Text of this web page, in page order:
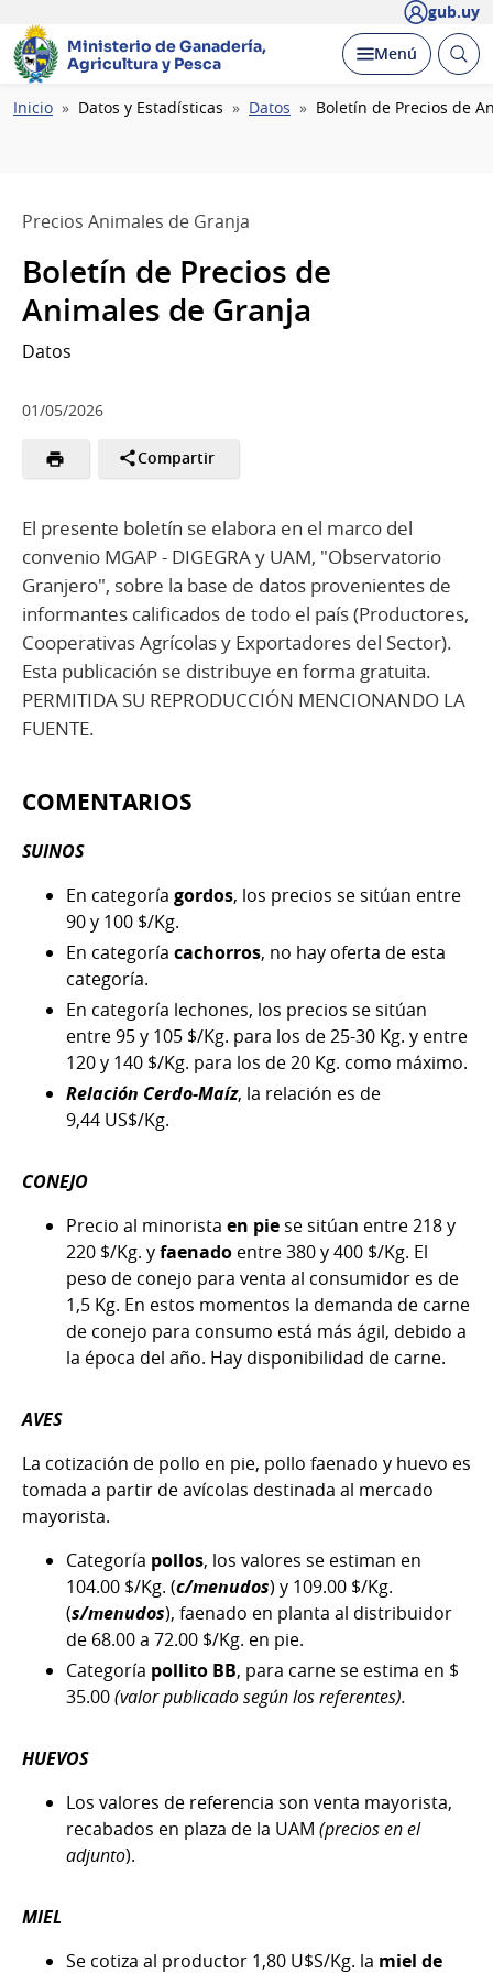
gub.uy
Ministerio de Ganadería,
Agricultura y Pesca
Desplegar
Menú Abrir
Ruta
Inicio Datos y Estadísticas Datos Boletín de Precios de
Precios Animales de Granja
Boletín de Precios de
Animales de Granja
Datos
01/05/2026
Compartir
El presente boletín se elabora en el marco del
convenio MGAP - DIGEGRA y UAM, "Observatorio
Granjero", sobre la base de datos provenientes de
informantes calificados de todo el país (Productores,
Cooperativas Agrícolas y Exportadores del Sector).
Esta publicación se distribuye en forma gratuita.
PERMITIDA SU REPRODUCCIÓN MENCIONANDO LA
FUENTE.
COMENTARIOS
SUINOS
En categoría gordos, los precios se sitúan entre
90 y 100 $/Kg.
En categoría cachorros, no hay oferta de esta
categoría.
En categoría lechones, los precios se sitúan
entre 95 y 105 $/Kg. para los de 25-30 Kg. y entre
120 y 140 $/Kg. para los de 20 Kg. como máximo.
Relación Cerdo-Maíz, la relación es de
9,44 US$/Kg.
CONEJO
Precio al minorista en piese sitúan entre 218 y
220 $/Kg. yfaenado entre 380 y 400 $/Kg. El
peso de conejo para venta al consumidor es de
1,5 Kg. En estos momentos la demanda de carne
de conejo para consumo está más ágil, debido a
la época del año. Hay disponibilidad de carne.
AVES
La cotización de pollo en pie, pollo faenado y huevo es
tomada a partir de avícolas destinada al mercado
mayorista.
Categoría pollos, los valores se estiman en
104.00 $/Kg. (c/menudos) y 109.00 $/Kg.
(s/menudos), faenado en planta al distribuidor
de 68.00 a 72.00 $/Kg. en pie.
Categoría pollito BB, para carne se estima en $
35.00(valor publicado según los referentes).
HUEVOS
Los valores de referencia son venta mayorista,
recabados en plaza de la UAM (precios en el
adjunto).
MIEL
Se cotiza al productor 1,80 U$S/Kg. la miel de